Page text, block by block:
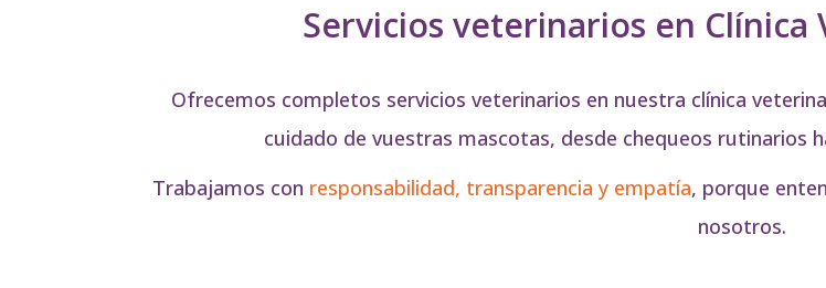
Servicios veterinarios en
Ofrecemos completos servicios veterinarios en nuestra clínica
cuidado de vuestras mascotas, desde chequeos rutinarios
Trabajamos con responsabilidad, transparencia y empatía, porque
nosotros.